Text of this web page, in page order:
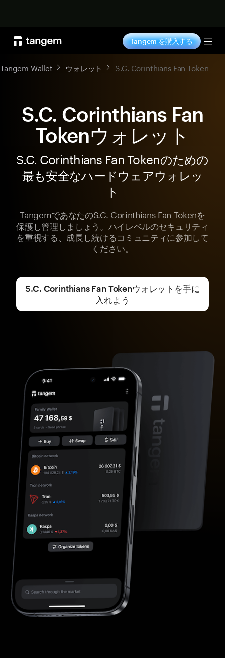
Tangem を購入する
Tangem Wallet ウォレット S.C. Corinthians Fan Token
S.C. Corinthians Fan
Tokenウォレット
S.C. Corinthians Fan Tokenのための
最も安全なハードウェアウォレッ
ト
TangemであなたのS.C. Corinthians Fan Tokenを
保護し管理しましょう。ハイレベルのセキュリティ
を重視する、成長し続けるコミュニティに参加して
ください。
S.C. Corinthians Fan Tokenウォレットを手に
入れよう